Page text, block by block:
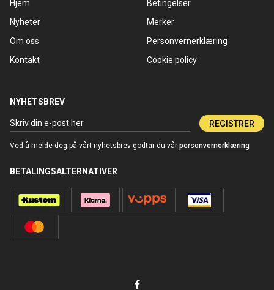
Hjem
Nyheter
Om oss
Kontakt
Betingelser
Merker
Personvernerklæring
Cookie policy
NYHETSBREV
REGISTRER
Ved å melde deg på vårt nyhetsbrev godtar du vår personvernerklæring
BETALINGSALTERNATIVER